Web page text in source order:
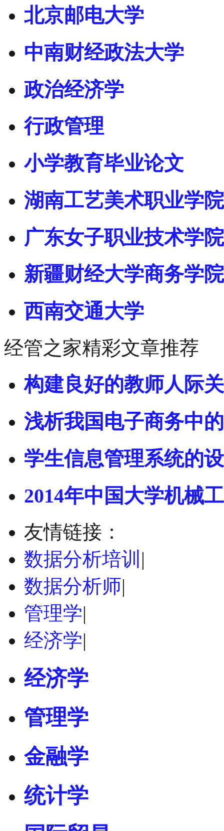
北京邮电大学
中南财经政法大学
政治经济学
行政管理
小学教育毕业论文
湖南工艺美术职业学院
广东女子职业技术学院
新疆财经大学商务学院
西南交通大学
经管之家精彩文章推荐
构建良好的教师人际
浅析我国电子商务中
学生信息管理系统的
2014年中国大学机械工
友情链接：
数据分析培训 |
数据分析师|
管理学|
经济学|
经济学
管理学
金融学
统计学